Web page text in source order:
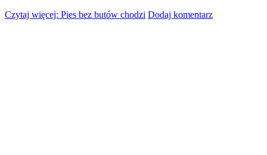
Czytaj więcej: Pies bez butów chodzi Dodaj komentarz